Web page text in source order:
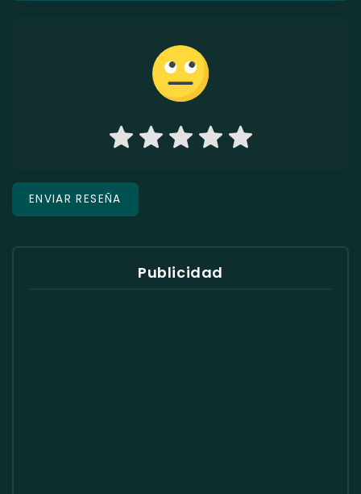
Publicidad